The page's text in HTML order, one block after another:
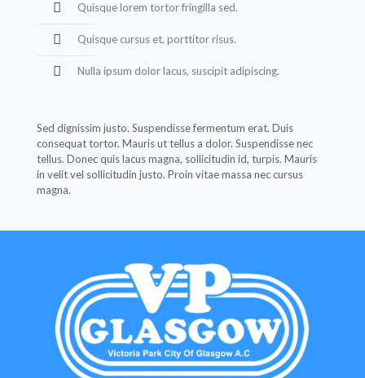
Quisque lorem tortor fringilla sed.
Quisque cursus et, porttitor risus.
Nulla ipsum dolor lacus, suscipit adipiscing.
Sed dignissim justo. Suspendisse fermentum erat. Duis
consequat tortor. Mauris ut tellus a dolor. Suspendisse nec
tellus. Donec quis lacus magna, sollicitudin id, turpis. Mauris
in velit vel sollicitudin justo. Proin vitae massa nec cursus
magna.